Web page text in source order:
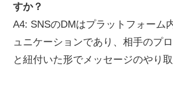
すか？
A4: SNSのDMはプラットフォーム
ュニケーションであり、相手のプ
と紐付いた形でメッセージのやり